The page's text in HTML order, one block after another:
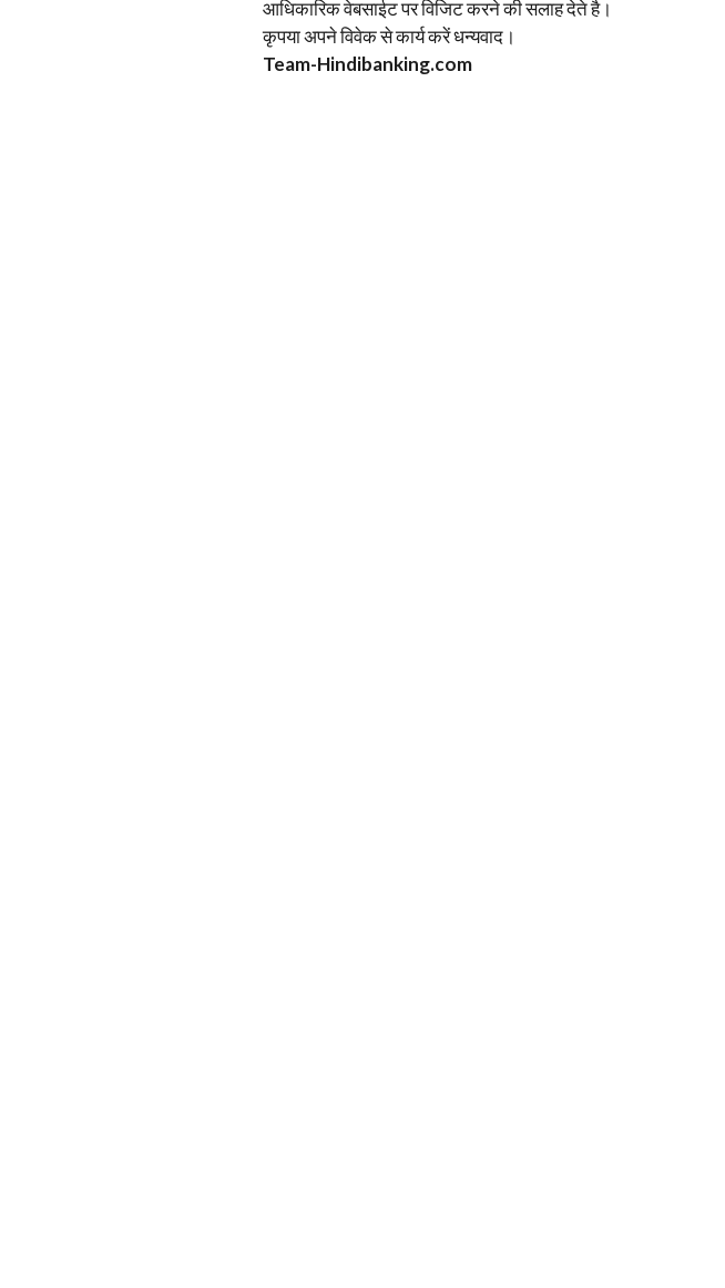
आधिकारिक वेबसाईट पर विजिट करने की सलाह देते है।
कृपया अपने विवेक से कार्य करें धन्यवाद।
Team-Hindibanking.com